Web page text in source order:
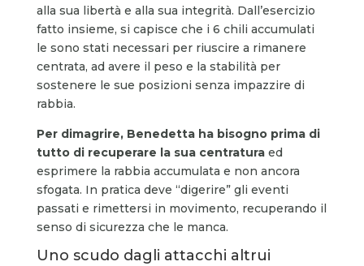
alla sua libertà e alla sua integrità. Dall’esercizio
fatto insieme, si capisce che i 6 chili accumulati
le sono stati necessari per riuscire a rimanere
centrata, ad avere il peso e la stabilità per
sostenere le sue posizioni senza impazzire di
rabbia.
Per dimagrire, Benedetta ha bisogno prima di
tutto di recuperare la sua centraturaed
esprimere la rabbia accumulata e non ancora
sfogata. In pratica deve “digerire” gli eventi
passati e rimettersi in movimento, recuperando il
senso di sicurezza che le manca.
Uno scudo dagli attacchi altrui